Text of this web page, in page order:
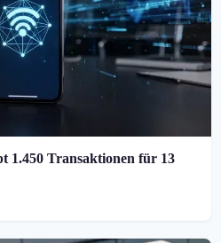
1.450 Transaktionen für 13